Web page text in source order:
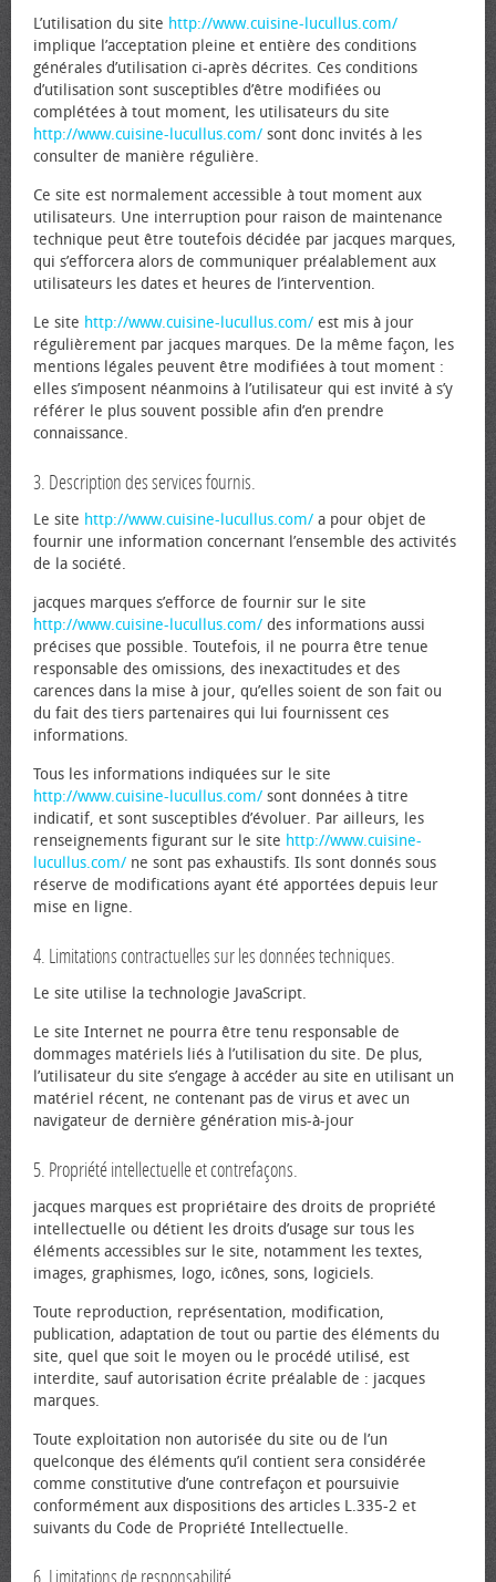
L’utilisation du site http://www.cuisine-lucullus.com/
implique l’acceptation pleine et entière des conditions
générales d’utilisation ci-après décrites. Ces conditions
d’utilisation sont susceptibles d’être modifiées ou
complétées à tout moment, les utilisateurs du site
http://www.cuisine-lucullus.com/ sont donc invités à les
consulter de manière régulière.
Ce site est normalement accessible à tout moment aux
utilisateurs. Une interruption pour raison de maintenance
technique peut être toutefois décidée par jacques marques,
qui s’efforcera alors de communiquer préalablement aux
utilisateurs les dates et heures de l’intervention.
Le site http://www.cuisine-lucullus.com/ est mis à jour
régulièrement par jacques marques. De la même façon, les
mentions légales peuvent être modifiées à tout moment :
elles s’imposent néanmoins à l’utilisateur qui est invité à s’y
référer le plus souvent possible afin d’en prendre
connaissance.
3. Description des services fournis.
Le site http://www.cuisine-lucullus.com/ a pour objet de
fournir une information concernant l’ensemble des activités
de la société.
jacques marques s’efforce de fournir sur le site
http://www.cuisine-lucullus.com/ des informations aussi
précises que possible. Toutefois, il ne pourra être tenue
responsable des omissions, des inexactitudes et des
carences dans la mise à jour, qu’elles soient de son fait ou
du fait des tiers partenaires qui lui fournissent ces
informations.
Tous les informations indiquées sur le site
http://www.cuisine-lucullus.com/ sont données à titre
indicatif, et sont susceptibles d’évoluer. Par ailleurs, les
renseignements figurant sur le site http://www.cuisine-
lucullus.com/ ne sont pas exhaustifs. Ils sont donnés sous
réserve de modifications ayant été apportées depuis leur
mise en ligne.
4. Limitations contractuelles sur les données techniques.
Le site utilise la technologie JavaScript.
Le site Internet ne pourra être tenu responsable de
dommages matériels liés à l’utilisation du site. De plus,
l’utilisateur du site s’engage à accéder au site en utilisant un
matériel récent, ne contenant pas de virus et avec un
navigateur de dernière génération mis-à-jour
5. Propriété intellectuelle et contrefaçons.
jacques marques est propriétaire des droits de propriété
intellectuelle ou détient les droits d’usage sur tous les
éléments accessibles sur le site, notamment les textes,
images, graphismes, logo, icônes, sons, logiciels.
Toute reproduction, représentation, modification,
publication, adaptation de tout ou partie des éléments du
site, quel que soit le moyen ou le procédé utilisé, est
interdite, sauf autorisation écrite préalable de : jacques
marques.
Toute exploitation non autorisée du site ou de l’un
quelconque des éléments qu’il contient sera considérée
comme constitutive d’une contrefaçon et poursuivie
conformément aux dispositions des articles L.335-2 et
suivants du Code de Propriété Intellectuelle.